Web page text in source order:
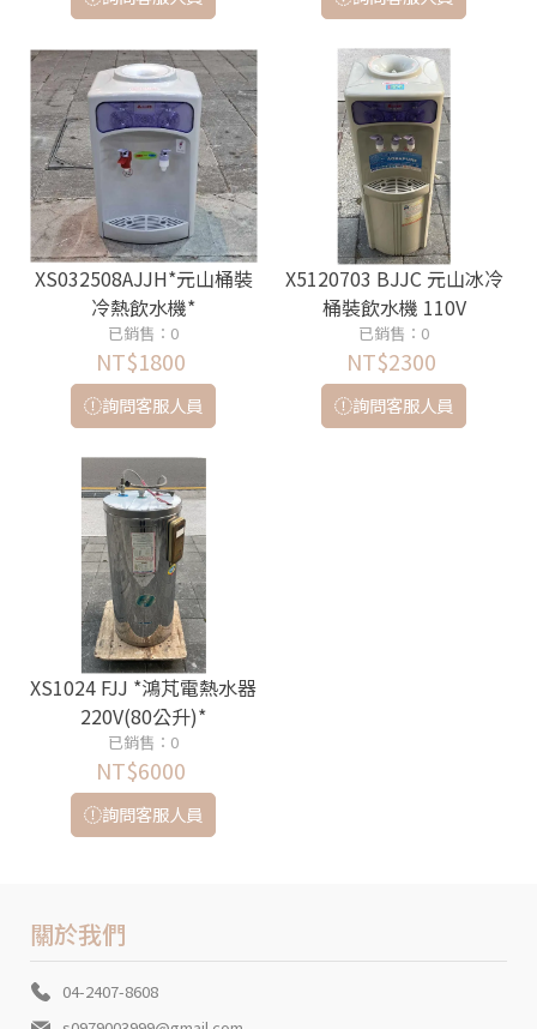
XS032508AJJH*元山桶裝
冷熱飲水機*
已銷售：0
NT$1800
詢問客服人員
X5120703 BJJC 元山冰冷
桶裝飲水機 110V
已銷售：0
NT$2300
詢問客服人員
XS1024 FJJ *鴻芃電熱水器
220V(80公升)*
已銷售：0
NT$6000
詢問客服人員
關於我們
04-2407-8608